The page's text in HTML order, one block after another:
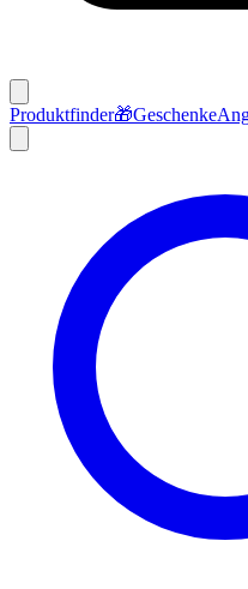
Produktfinder🎁Geschenke